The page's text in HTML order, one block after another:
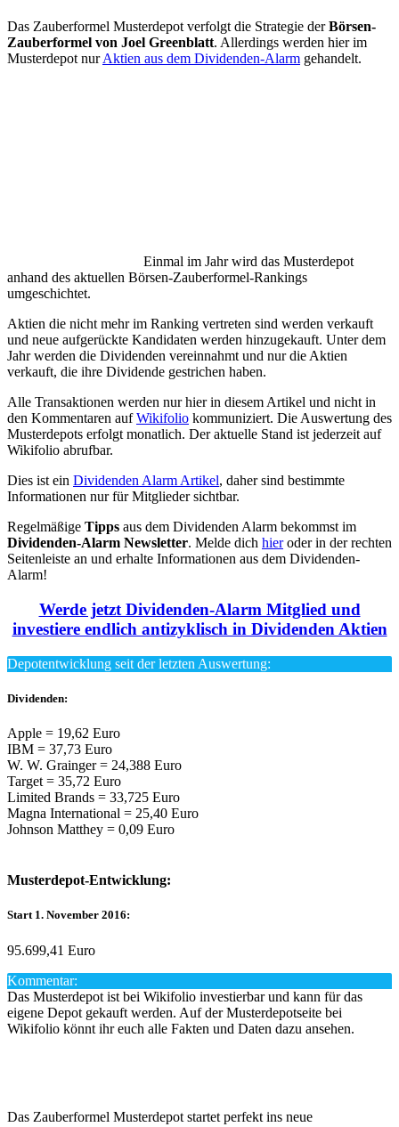
Das Zauberformel Musterdepot verfolgt die Strategie derBörsen-
Zauberformel von Joel Greenblatt. Allerdings werden hier im
Musterdepot nurAktien aus dem Dividenden-Alarm gehandelt.
Einmal im Jahr wird das Musterdepot
anhand des aktuellen Börsen-Zauberformel-Rankings
umgeschichtet.
Aktien die nicht mehr im Ranking vertreten sind werden verkauft
und neue aufgerückte Kandidaten werden hinzugekauft. Unter dem
Jahr werden die Dividenden vereinnahmt und nur die Aktien
verkauft, die ihre Dividende gestrichen haben.
Alle Transaktionen werden nur hier in diesem Artikel und nicht in
den Kommentaren aufWikifolio kommuniziert. Die Auswertung des
Musterdepots erfolgt monatlich. Der aktuelle Stand ist jederzeit auf
Wikifolio abrufbar.
Dies ist ein Dividenden Alarm Artikel, daher sind bestimmte
Informationen nur für Mitglieder sichtbar.
Regelmäßige Tipps aus dem Dividenden Alarm bekommst im
Dividenden-Alarm Newsletter. Melde dich hieroder in der rechten
Seitenleiste an und erhalte Informationen aus dem Dividenden-
Alarm!
Werde jetzt Dividenden-Alarm Mitglied und
investiere endlich antizyklisch in Dividenden Aktien
Depotentwicklung seit der letzten Auswertung:
Dividenden:
Apple = 19,62 Euro
IBM = 37,73 Euro
W. W. Grainger = 24,388 Euro
Target = 35,72 Euro
Limited Brands = 33,725 Euro
Magna International = 25,40 Euro
Johnson Matthey = 0,09 Euro
Musterdepot-Entwicklung:
Start 1. November 2016:
95.699,41 Euro
Kommentar:
Das Musterdepot ist bei Wikifolio investierbar und kann für das
eigene Depot gekauft werden. Auf der Musterdepotseite bei
Wikifolio könnt ihr euch alle Fakten und Daten dazu ansehen.
Das Zauberformel Musterdepot startet perfekt ins neue